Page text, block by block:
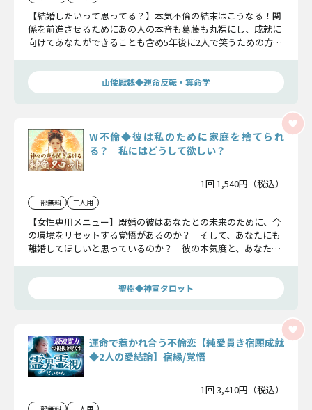
【結婚したいって思ってる？】本気不倫の結末はこうなる！関
係を前進させるためにあの人の本音も葛藤も丸裸にし、成就に
向けてあなたができることも含め5年後に2人で笑うための方策
山倭厭魏◆運命反転・算命学
W不倫◆彼は私のために家庭を捨てられ
る？ 私にはどうして欲しい？
1回 1,540円（税込）
一部無料 二人用
【女性専用メニュー】既婚の彼はあなたとの未来のために、今
の環境をリセットする覚悟があるのか？ そして、あなたにも
離婚してほしいと思っているのか？ 彼の本気度と、あなたに
聖樹◆神宣タロット
運命で惹かれ合う不倫恋【純愛貫き宿願成就
◆2人の愛結論】宿縁/覚悟
1回 3,410円（税込）